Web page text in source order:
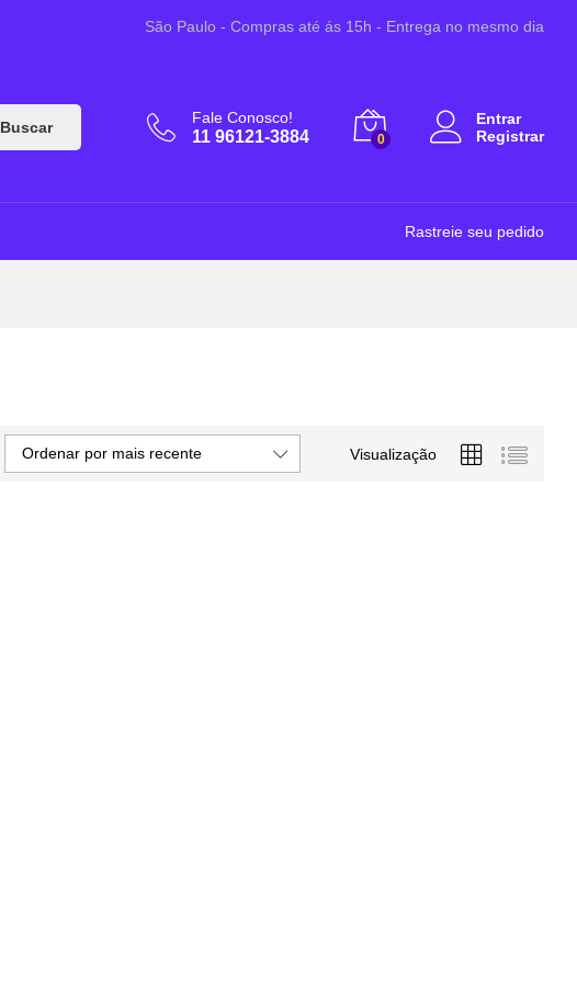
São Paulo - Compras até ás 15h - Entrega no mesmo dia
Buscar
Fale Conosco!
11 96121-3884 0
Entrar
Registrar
Rastreie seu pedido
Visualização
Ordenar por mais recente